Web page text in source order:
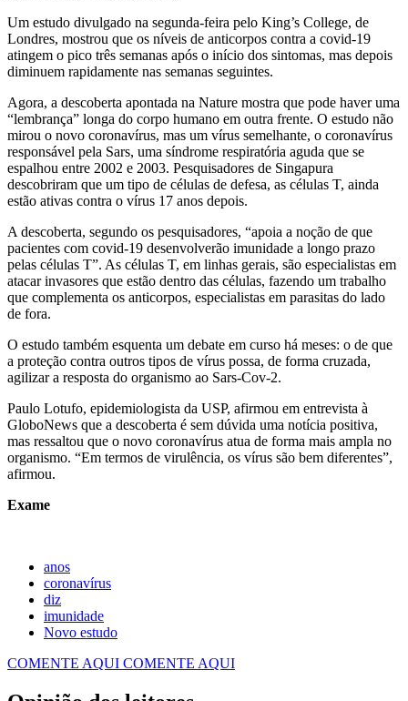
Um estudo divulgado na segunda-feira pelo King’s College, de
Londres, mostrou que os níveis de anticorpos contra a covid-19
atingem o pico três semanas após o início dos sintomas, mas depois
diminuem rapidamente nas semanas seguintes.
Agora, a descoberta apontada na Nature mostra que pode haver uma
“lembrança” longa do corpo humano em outra frente. O estudo não
mirou o novo coronavírus, mas um vírus semelhante, o coronavírus
responsável pela Sars, uma síndrome respiratória aguda que se
espalhou entre 2002 e 2003. Pesquisadores de Singapura
descobriram que um tipo de células de defesa, as células T, ainda
estão ativas contra o vírus 17 anos depois.
A descoberta, segundo os pesquisadores, “apoia a noção de que
pacientes com covid-19 desenvolverão imunidade a longo prazo
pelas células T”. As células T, em linhas gerais, são especialistas em
atacar invasores que estão dentro das células, fazendo um trabalho
que complementa os anticorpos, especialistas em parasitas do lado
de fora.
O estudo também esquenta um debate em curso há meses: o de que
a proteção contra outros tipos de vírus possa, de forma cruzada,
agilizar a resposta do organismo ao Sars-Cov-2.
Paulo Lotufo, epidemiologista da USP, afirmou em entrevista à
GloboNews que a descoberta é sem dúvida uma notícia positiva,
mas ressaltou que o novo coronavírus atua de forma mais ampla no
organismo. “Em termos de virulência, os vírus são bem diferentes”,
afirmou.
Exame
anos
coronavírus
diz
imunidade
Novo estudo
COMENTE AQUI COMENTE AQUI